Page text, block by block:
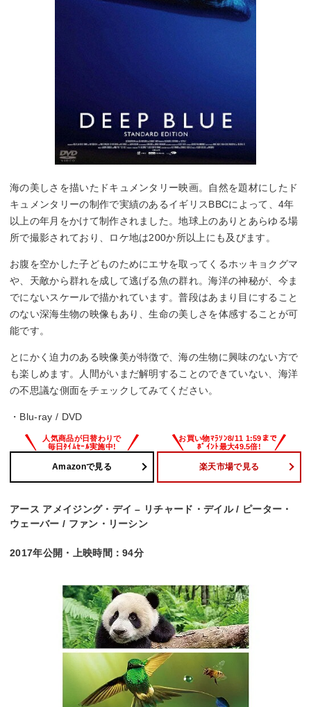
海の美しさを描いたドキュメンタリー映画。自然を題材にしたド
キュメンタリーの制作で実績のあるイギリスBBCによって、4年
以上の年月をかけて制作されました。地球上のありとあらゆる場
所で撮影されており、ロケ地は200か所以上にも及びます。
お腹を空かした子どものためにエサを取ってくるホッキョクグマ
や、天敵から群れを成して逃げる魚の群れ。海洋の神秘が、今ま
でにないスケールで描かれています。普段はあまり目にすること
のない深海生物の映像もあり、生命の美しさを体感することが可
能です。
とにかく迫力のある映像美が特徴で、海の生物に興味のない方で
も楽しめます。人間がいまだ解明することのできていない、海洋
の不思議な側面をチェックしてみてください。
・Blu-ray / DVD
Amazonで見る 楽天市場で見る
アース アメイジング・デイ – リチャード・デイル / ピーター・
ウェーバー / ファン・リーシン
2017年公開・上映時間：94分